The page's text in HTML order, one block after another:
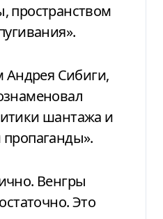
пространством
Андрея Сибиги,
шантажа и
Венгры
Это